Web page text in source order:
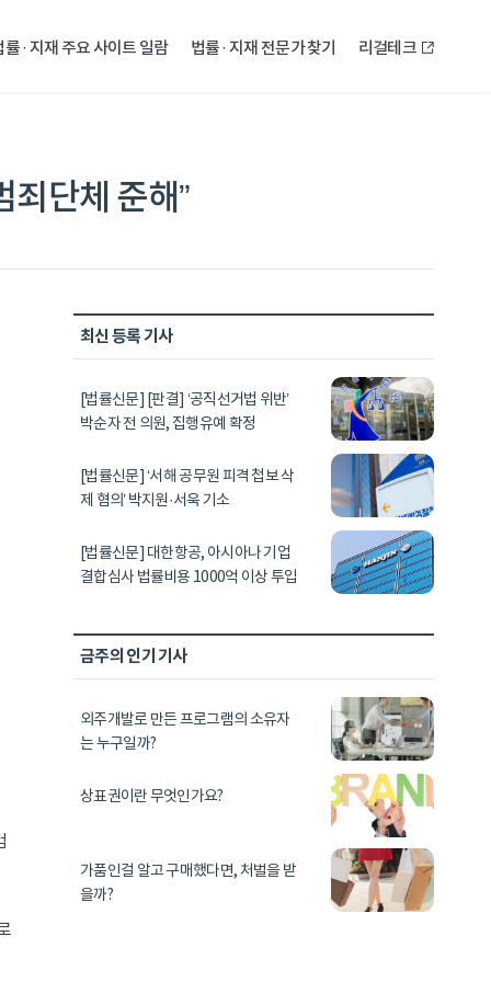
률 · 지재 주요 사이트 일람 법률 · 지재 전문가 찾기 리걸테크
단체 준해”
최신 등록 기사
[법률신문] [판결] ‘공직선거법 위반’
박순자 전 의원, 집행유예 확정
[법률신문] ‘서해 공무원 피격 첩보 삭
제 혐의’ 박지원·서욱 기소
[법률신문] 대한항공, 아시아나 기업
결합심사 법률비용 1000억 이상 투입
금주의 인기 기사
외주개발로 만든 프로그램의 소유자
는 누구일까?
상표권이란 무엇인가요?
가품인걸 알고 구매했다면, 처벌을 받
을까?